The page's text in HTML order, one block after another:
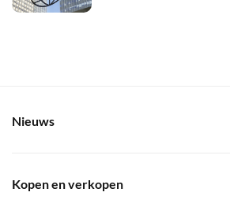
Nieuws
Kopen en verkopen